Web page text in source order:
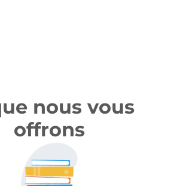
nous vous
offrons